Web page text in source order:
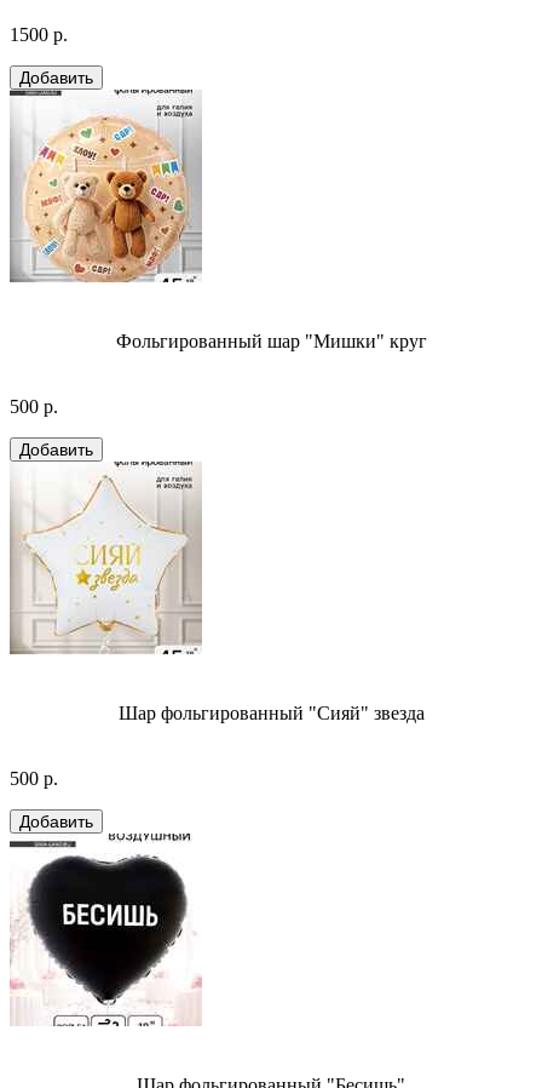
1500 р.
Фольгированный шар "Мишки" круг
500 р.
Шар фольгированный "Сияй" звезда
500 р.